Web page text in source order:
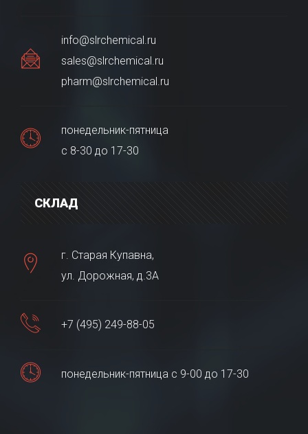
info@slrchemical.ru
sales@slrchemical.ru
pharm@slrchemical.ru
понедельник-пятница
с 8-30 до 17-30
СКЛАД
г. Старая Купавна,
ул. Дорожная, д.3А
+7 (495) 249-88-05
понедельник-пятница с 9-00 до 17-30